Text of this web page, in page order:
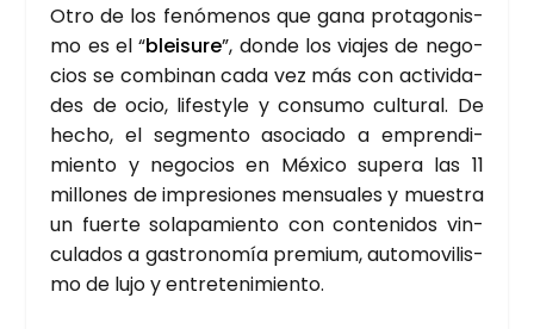
Otro de los fenó­me­nos que gana pro­ta­go­nis­
mo es el “blei­su­re”, don­de los via­jes de nego­
cios se com­bi­nan cada vez más con acti­vi­da­
des de ocio, lifesty­le y con­su­mo cul­tu­ral. De
hecho, el seg­men­to aso­cia­do a empren­di­
mien­to y nego­cios en Méxi­co supera las 11
millo­nes de impre­sio­nes men­sua­les y mues­tra
un fuer­te sola­pa­mien­to con con­te­ni­dos vin­
cu­la­dos a gas­tro­no­mía pre­mium, auto­mo­vi­lis­
mo de lujo y entre­te­ni­mien­to.